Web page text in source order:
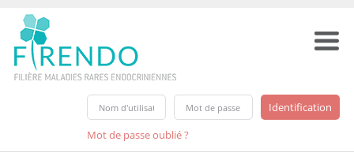
Mot de passe oublié ?